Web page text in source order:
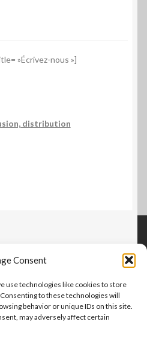
Consent
use technologies like cookies to store
to these technologies will
behavior or unique IDs on this site.
may adversely affect certain
»Écrivez-nous »]
distribution
distribution